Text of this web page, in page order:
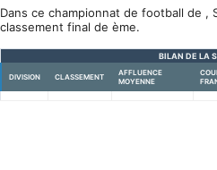
Dans ce championnat de football de ,
classement final de ème.
BILAN DE LA
DIVISION CLASSEMENT
AFFLUENCE
MOYENNE